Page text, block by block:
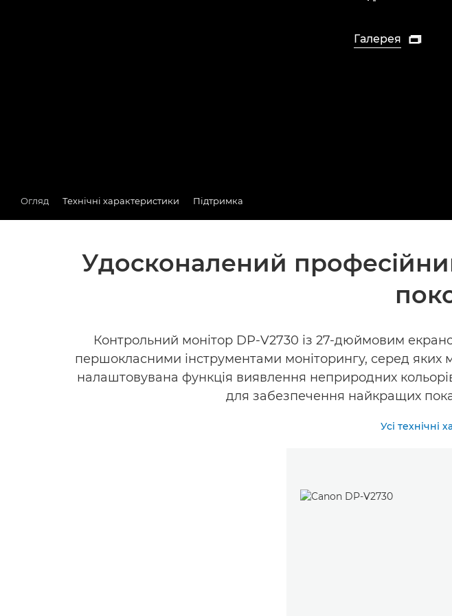
Галерея 
Огляд Технічні характеристики Підтримка
Удосконалений
Контрольний монітор DP-V2730 із 27-дюймовим
першокласними інструментами моніторингу, серед яких
налаштовувана функція виявлення неприродних
для забезпечення найкращих
Усі технічні